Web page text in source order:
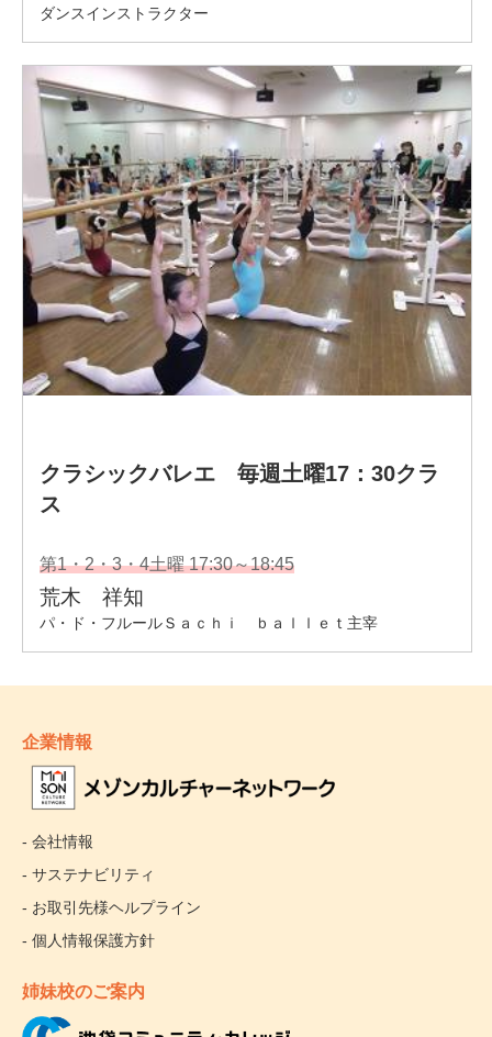
企業情報
- 会社情報
- サステナビリティ
- お取引先様ヘルプライン
- 個人情報保護方針
姉妹校のご案内